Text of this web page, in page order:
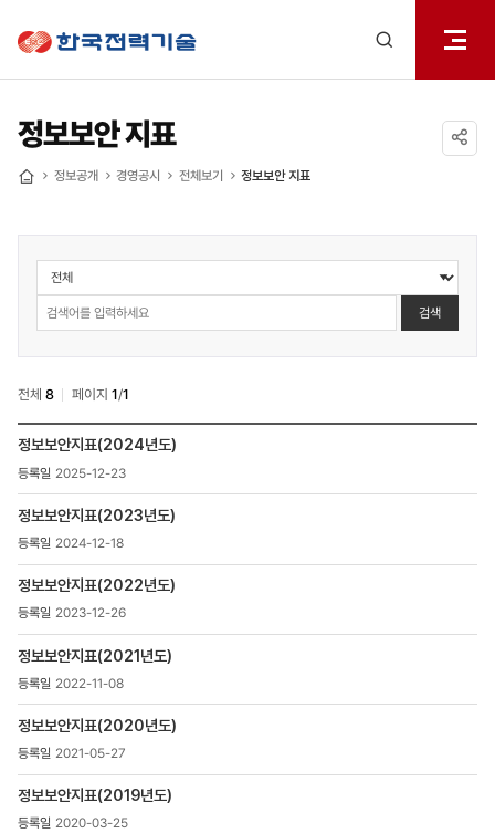
열기
정보보안 지표
정보공개 경영공시 전체보기 정보보안 지표
정보공개
>
경영공시
>
정보보안
검색
검색
전체 8 페이지 1/1
>
경영공시
>
정보보안
지표
-
제목,
첨부파일
,
조회수
정보보안지표(2024년도)
2025-12-23
정보보안지표(2023년도)
2024-12-18
정보보안지표(2022년도)
2023-12-26
정보보안지표(2021년도)
2022-11-08
정보보안지표(2020년도)
2021-05-27
정보보안지표(2019년도)
2020-03-25